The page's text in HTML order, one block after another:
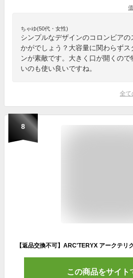
ちゃゆ(50代・女性)
シンプルなデザインのコロンビア
かがでしょう？大容量に関わらずス
ンが素敵です。大きく口が開くの
いのも使い良いですね。
全て
8
この商品をサイト